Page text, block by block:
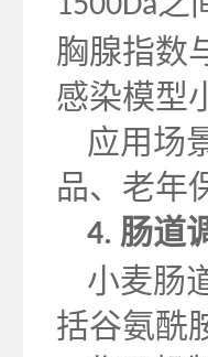
胸腺指数
感染模型
应用场
品、老年
4. 肠道
小麦肠
括谷氨酰